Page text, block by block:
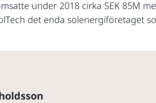
under 2018 cirka SEK 85M
det enda solenergiföretaget